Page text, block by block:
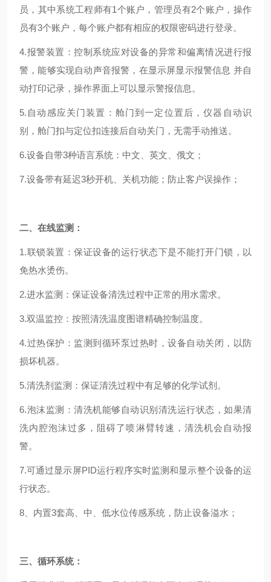
员，其中系统工程师有1个账户，管理员有2个账户， 操作
员有3个账户， 每个账户都有相应的权限密码进行登录。
4.报警装置：控制系统应对设备的异常和偏离情况进行报
警，能够实现自动声音报警，在显示屏显示报警信息 并自
动打印记录，操作界面上可以显示警报信息。
5.自动感应关门装置：舱门到一定位置后，仪器自动识
别，舱门扣与定位扣连接后自动关门，无需手动推送。
6.设备自带3种语言系统：中文、英文、俄文；
7.设备带有延迟3秒开机、关机功能；防止客户误操作；
二、 在线监测：
1.联锁装置：保证设备的运行状态下是不能打开门锁，以
免热水烫伤。
2.进水监测：保证设备清洗过程中正常的用水需求。
3.双温监控：按照清洗温度图谱精确控制温度。
4.过热保护：监测到循环泵过热时，设备自动关闭，以防
损坏机器。
5.清洗剂监测：保证清洗过程中有足够的化学试剂。
6.泡沫监测：清洗机能够自动识别清洗运行状态，如果清
洗内腔泡沫过多，阻碍了喷淋臂转速，清洗机会自动报
警。
7.可通过显示屏PID运行程序实时监测和显示整个设备的运
行状态。
8、内置3套高、中、低水位传感系统，防止设备溢水；
三、 循环系统：